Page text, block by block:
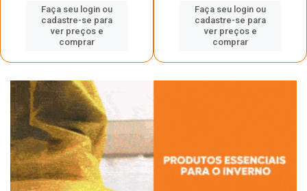
Faça seu login ou
cadastre-se para
ver preços e
comprar
Faça seu login ou
cadastre-se para
ver preços e
comprar